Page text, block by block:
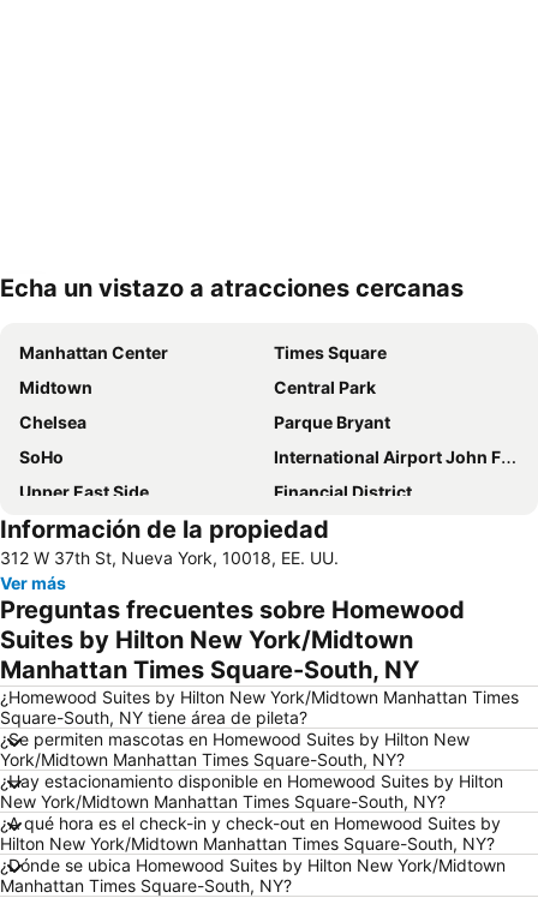
Echa un vistazo a atracciones cercanas
Manhattan Center
Times Square
Midtown
Central Park
Chelsea
Parque Bryant
SoHo
International Airport John F. Kennedy
Upper East Side
Financial District
Lower Manhattan
Long Island City
Lower East Side
Harlem
Madison Square Garden
Battery Park City
Astoria
Queens
34th St Penn Station Metro Station
Empire State Building
Grand Central Terminal
Fifth Avenue
Upper West Side
Fort Greene
Fort Greene Park
Richmond Hill
Aeropuerto Internacional Libertad de Newark
Jersey Gardens Outlet Mall
47th Street Theatre
50th St Metro Station
Javits Center
Manhattan Cruise Terminal
Información de la propiedad
312 W 37th St, Nueva York, 10018, EE. UU.
Ver más
Preguntas frecuentes sobre Homewood
Suites by Hilton New York/Midtown
Manhattan Times Square-South, NY
¿Homewood Suites by Hilton New York/Midtown Manhattan Times
Square-South, NY tiene área de pileta?
¿Se permiten mascotas en Homewood Suites by Hilton New
York/Midtown Manhattan Times Square-South, NY?
¿Hay estacionamiento disponible en Homewood Suites by Hilton
New York/Midtown Manhattan Times Square-South, NY?
¿A qué hora es el check-in y check-out en Homewood Suites by
Hilton New York/Midtown Manhattan Times Square-South, NY?
¿Dónde se ubica Homewood Suites by Hilton New York/Midtown
Manhattan Times Square-South, NY?